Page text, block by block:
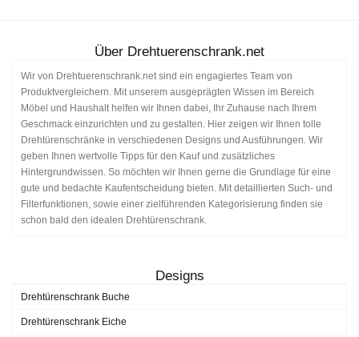
Über Drehtuerenschrank.net
Wir von Drehtuerenschrank.net sind ein engagiertes Team von
Produktvergleichern. Mit unserem ausgeprägten Wissen im Bereich
Möbel und Haushalt helfen wir Ihnen dabei, Ihr Zuhause nach Ihrem
Geschmack einzurichten und zu gestalten. Hier zeigen wir Ihnen tolle
Drehtürenschränke in verschiedenen Designs und Ausführungen. Wir
geben Ihnen wertvolle Tipps für den Kauf und zusätzliches
Hintergrundwissen. So möchten wir Ihnen gerne die Grundlage für eine
gute und bedachte Kaufentscheidung bieten. Mit detaillierten Such- und
Filterfunktionen, sowie einer zielführenden Kategorisierung finden sie
schon bald den idealen Drehtürenschrank.
Designs
Drehtürenschrank Buche
Drehtürenschrank Eiche